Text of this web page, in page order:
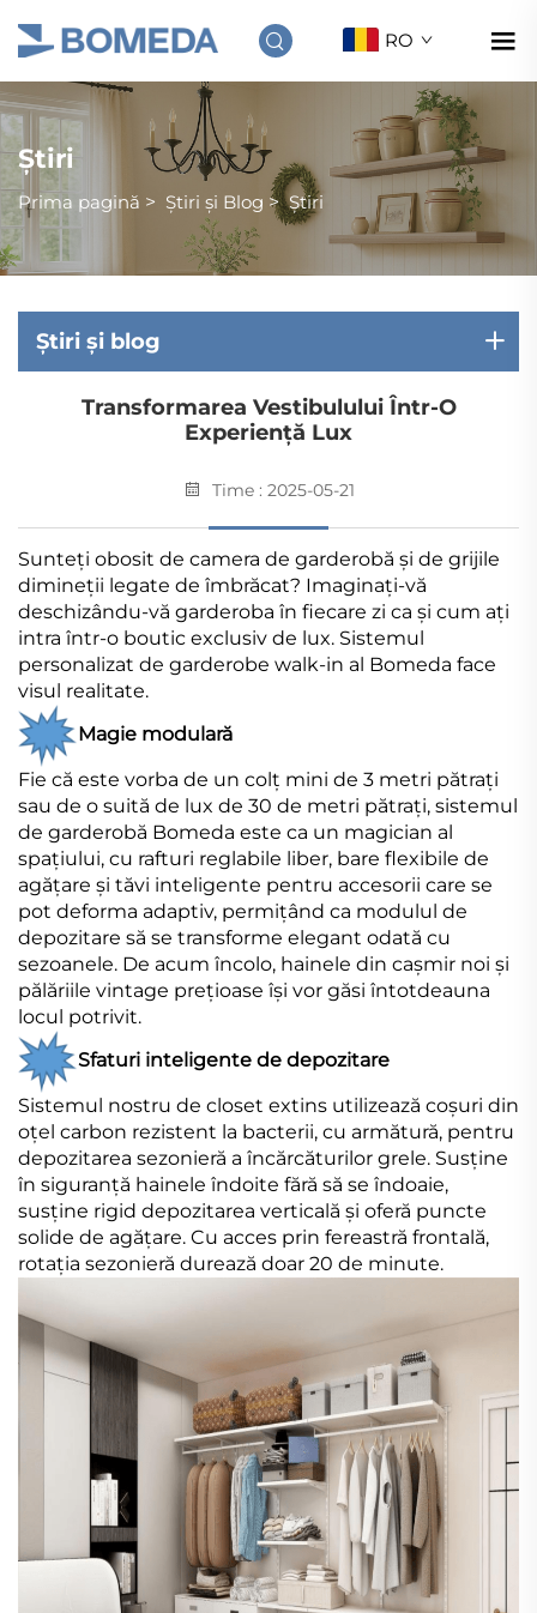
RO
Știri
Prima pagină > Știri și Blog >Știri
Știri și blog
Transformarea Vestibulului Într-O
Experiență Lux
Time : 2025-05-21
Sunteți obosit de camera de garderobă și de grijile
dimineții legate de îmbrăcat? Imaginați-vă
deschizându-vă garderoba în fiecare zi ca și cum ați
intra într-o boutic exclusiv de lux. Sistemul
personalizat de garderobe walk-in al Bomeda face
visul realitate.
Magie modulară
Fie că este vorba de un colț mini de 3 metri pătrați
sau de o suită de lux de 30 de metri pătrați, sistemul
de garderobă Bomeda este ca un magician al
spațiului, cu rafturi reglabile liber, bare flexibile de
agățare și tăvi inteligente pentru accesorii care se
pot deforma adaptiv, permițând ca modulul de
depozitare să se transforme elegant odată cu
sezoanele. De acum încolo, hainele din cașmir noi și
pălăriile vintage prețioase își vor găsi întotdeauna
locul potrivit.
Sfaturi inteligente de depozitare
Sistemul nostru de closet extins utilizează coșuri din
oțel carbon rezistent la bacterii, cu armătură, pentru
depozitarea sezonieră a încărcăturilor grele. Susține
în siguranță hainele îndoite fără să se îndoaie,
susține rigid depozitarea verticală și oferă puncte
solide de agățare. Cu acces prin fereastră frontală,
rotația sezonieră durează doar 20 de minute.